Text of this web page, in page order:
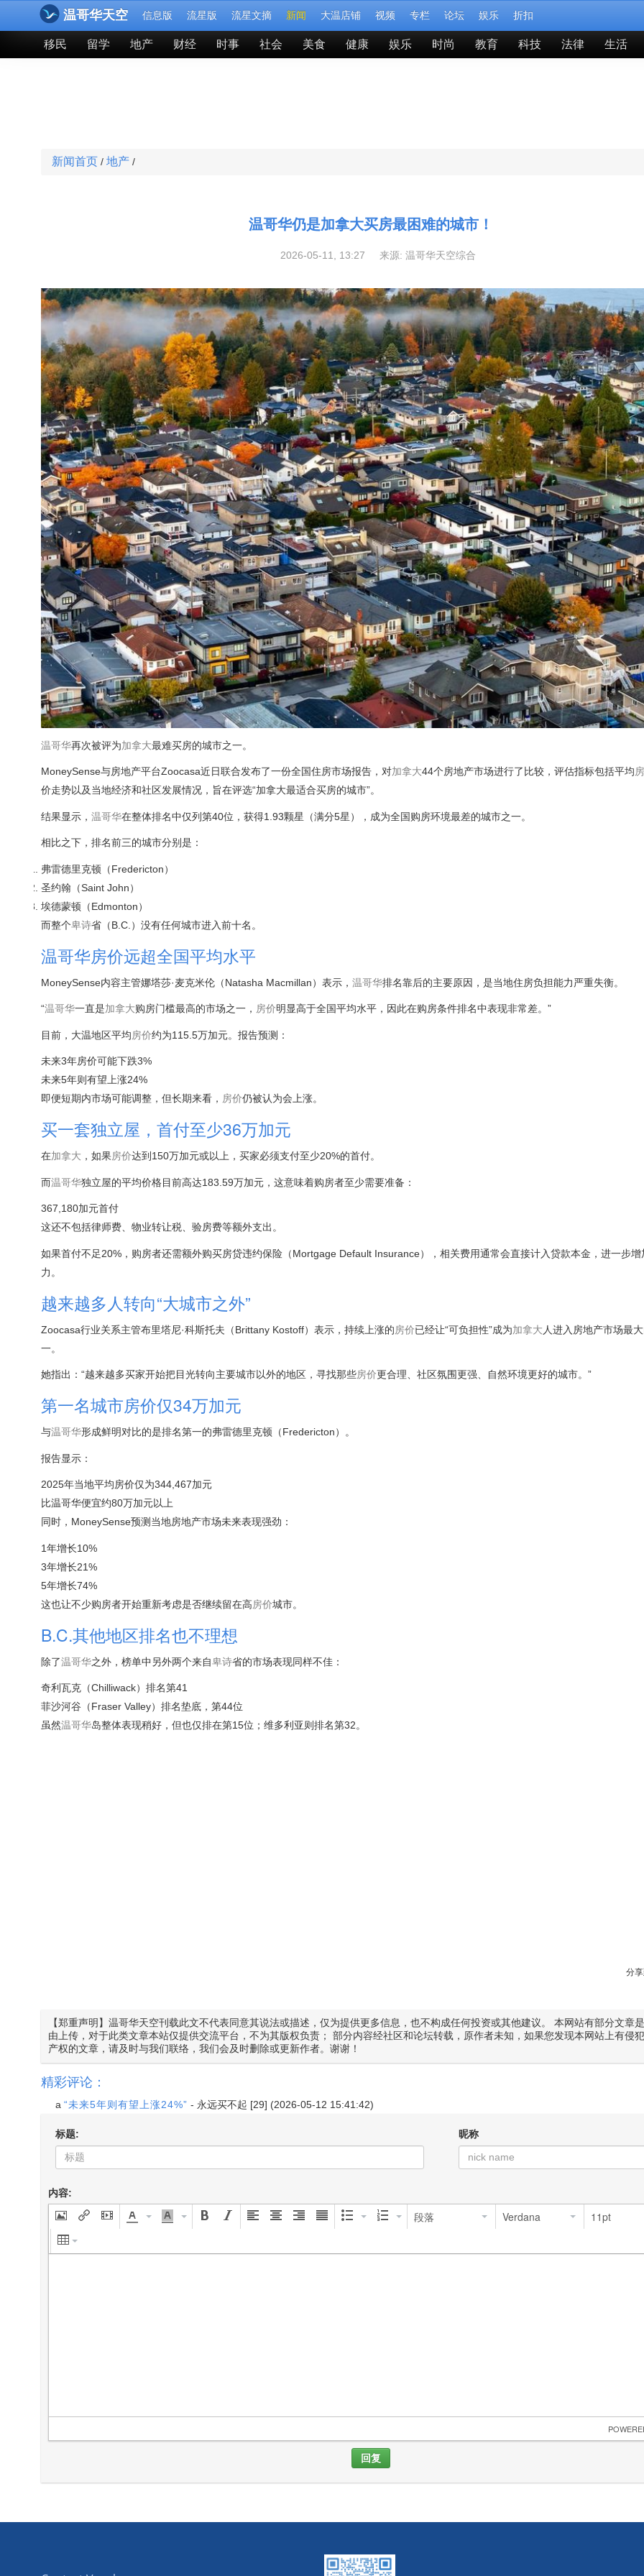
温哥华天空 信息版 流星版 流星文摘 新闻 大温店铺 视频 专栏 论坛 娱乐 折扣
移民 留学 地产 财经 时事 社会 美食 健康 娱乐 时尚 教育 科技 法律 生活
新闻首页 / 地产 /
温哥华仍是加拿大买房最困难的城市！
2026-05-11, 13:27 来源: 温哥华天空综合
温哥华再次被评为加拿大最难买房的城市之一。
MoneySense与房地产平台Zoocasa近日联合发布了一份全国住房市场报告，对加拿大44个房地产市场进行了比较，评估指标包括平均
价走势以及当地经济和社区发展情况，旨在评选“加拿大最适合买房的城市”。
结果显示， 温哥华在整体排名中仅列第40位，获得1.93颗星（满分5星），成为全国购房环境最差的城市之一。
相比之下，排名前三的城市分别是：
弗雷德里克顿（Fredericton）
圣约翰（Saint John）
埃德蒙顿（Edmonton）
而整个卑诗省（B.C.）没有任何城市进入前十名。
温哥华房价远超全国平均水平
MoneySense内容主管娜塔莎·麦克米伦（Natasha Macmillan）表示， 温哥华排名靠后的主要原因，是当地住房负担能力严重失衡。
“温哥华一直是加拿大购房门槛最高的市场之一， 房价明显高于全国平均水平，因此在购房条件排名中表现非常差。”
目前，大温地区平均房价约为115.5万加元。报告预测：
未来3年房价可能下跌3%
未来5年则有望上涨24%
即便短期内市场可能调整，但长期来看， 房价仍被认为会上涨。
买一套独立屋，首付至少36万加元
在加拿大 ，如果房价达到150万加元或以上，买家必须支付至少20%的首付。
而温哥华独立屋的平均价格目前高达183.59万加元，这意味着购房者至少需要准备：
367,180加元首付
这还不包括律师费、物业转让税、验房费等额外支出。
如果首付不足20%，购房者还需额外购买房贷违约保险（Mortgage Default Insurance），相关费用通常会直接计入贷款本金，进一步增
力。
越来越多人转向“大城市之外”
Zoocasa行业关系主管布里塔尼·科斯托夫（Brittany Kostoff）表示，持续上涨的房价已经让“可负担性”成为加拿大 人进入房地产市场最
一。
她指出：“越来越多买家开始把目光转向主要城市以外的地区，寻找那些房价更合理、社区氛围更强、自然环境更好的城市。”
第一名城市房价仅34万加元
与温哥华形成鲜明对比的是排名第一的弗雷德里克顿（Fredericton）。
报告显示：
2025年当地平均房价仅为344,467加元
比温哥华便宜约80万加元以上
同时，MoneySense预测当地房地产市场未来表现强劲：
1年增长10%
3年增长21%
5年增长74%
这也让不少购房者开始重新考虑是否继续留在高房价城市。
B.C.其他地区排名也不理想
除了温哥华之外，榜单中另外两个来自卑诗省的市场表现同样不佳：
奇利瓦克（Chilliwack）排名第41
菲沙河谷（Fraser Valley）排名垫底，第44位
虽然温哥华岛整体表现稍好，但也仅排在第15位；维多利亚则排名第32。
分
【郑重声明】温哥华天空刊载此文不代表同意其说法或描述，仅为提供更多信息，也不构成任何投资或其他建议。 本网站有部分文章
由上传，对于此类文章本站仅提供交流平台，不为其版权负责； 部分内容经社区和论坛转载，原作者未知，如果您发现本网站上有侵
产权的文章，请及时与我们联络，我们会及时删除或更新作者。谢谢！
精彩评论：
a “未来5年则有望上涨24%” - 永远买不起 [29] (2026-05-12 15:41:42)
标题: 昵称
内容:
段落 Verdana 11pt
回复